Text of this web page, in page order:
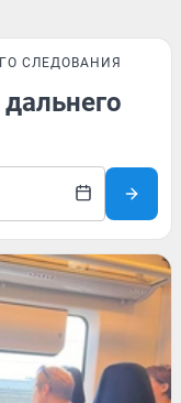
СЛЕДОВАНИЯ